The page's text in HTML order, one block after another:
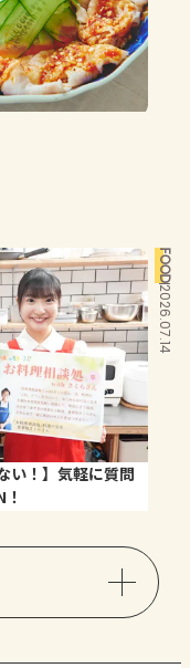
い！】気軽に質問
FOOD
2026.07.14